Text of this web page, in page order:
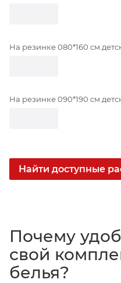
На резинке 080*160 см
На резинке 090*190 см
Найти доступные
Почему
свой
белья?